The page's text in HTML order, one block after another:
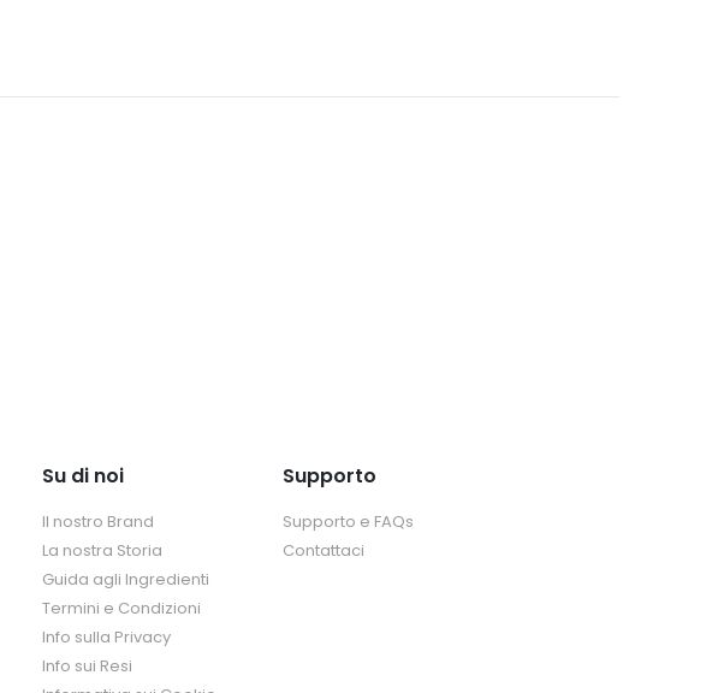
Su di noi
Il nostro Brand
La nostra Storia
Guida agli Ingredienti
Termini e Condizioni
Info sulla Privacy
Info sui Resi
Supporto
Supporto e FAQs
Contattaci